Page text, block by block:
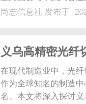
介绍GEO优化的定义
尚志信息社 发布于
义乌高精密光纤
在现代制造业中，光
作为全球知名的制造
名。本文将深入探讨